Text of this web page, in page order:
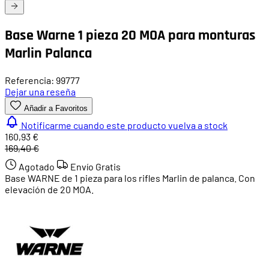
Base Warne 1 pieza 20 MOA para monturas
Marlin Palanca
Referencia: 99777
Dejar una reseña
Añadir a Favoritos
Notificarme cuando este producto vuelva a stock
160,93 €
169,40 €
Agotado
Envío Gratis
Base WARNE de 1 pieza para los rifles Marlin de palanca. Con
elevación de 20 MOA.